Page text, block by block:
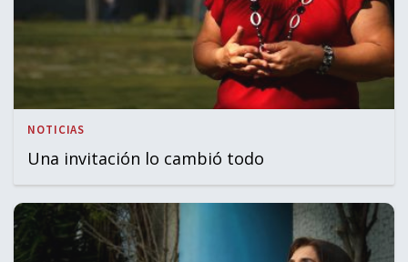
NOTICIAS
Una invitación lo cambió todo